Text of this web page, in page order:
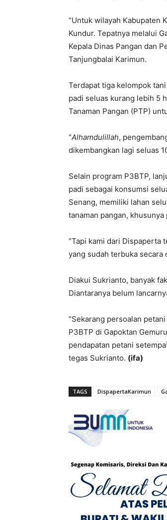
“Untuk wilayah Kabupaten
Kundur. Tepatnya melalui
Kepala Dinas Pangan dan
Tanjungbalai Karimun.
Terdapat tiga kelompok
padi seluas kurang lebih 5
Tanaman Pangan (PTP)
“Alhamdulillah,
dikembangkan lagi seluas
Selain program P3BTP,
padi sebagai konsumsi
Senang, memiliki lahan
tanaman pangan, khusunya
“Tapi kami dari Dispaperta
yang sudah terbuka secara
Diakui Sukrianto, banyak
Diantaranya belum
“Sekarang persoalan
P3BTP di Gapoktan
pendapatan petani
tegas Sukrianto. (ifa)
TAGS DispapertaKarimun